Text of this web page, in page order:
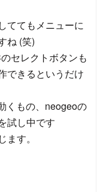
ててもメニューに
ね (笑)
セレクトボタンも
できるというだけ
くもの、neogeoの
試し中です
す。